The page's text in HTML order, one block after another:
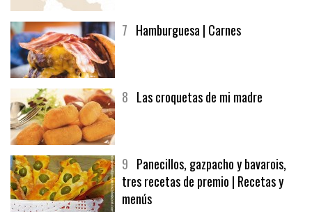
7 Hamburguesa | Carnes
8 Las croquetas de mi madre
9 Panecillos, gazpacho y bavarois,
tres recetas de premio | Recetas y
menús